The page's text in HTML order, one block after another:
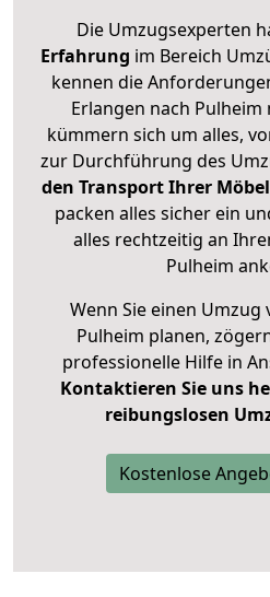
Die Umzugsexperten
Erfahrung im Bereich
kennen die
Erlangen nach
kümmern sich um alles,
zur Durchführung des
den Transport Ihrer
packen alles sicher ein
alles rechtzeitig an
Pulheim
Wenn Sie einen Umzug
Pulheim planen,
professionelle Hilfe in
Kontaktieren Sie uns
reibungslosen
Kostenlose